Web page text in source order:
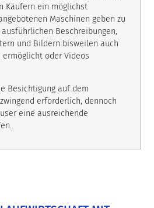
Käufern ein möglichst
Maschinen geben zu
Beschreibungen,
und Bildern bisweilen auch
oder Videos
Besichtigung auf dem
erforderlich, dennoch
eine ausreichende